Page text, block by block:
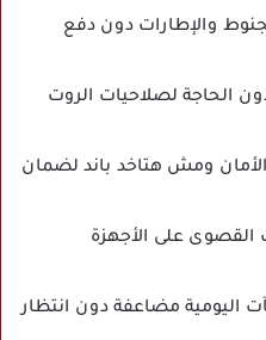
والإطارات دون دفع
الحاجة لصلاحيات الروت
ومش هتاخد باند لضمان
على الأجهزة
اليومية مضاعفة دون انتظار